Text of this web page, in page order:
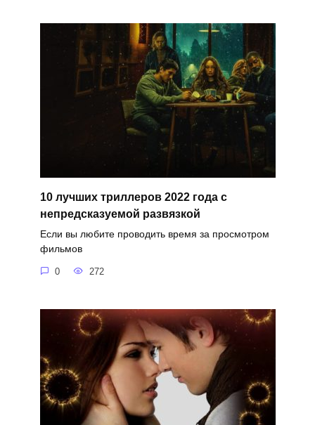
10 лучших триллеров 2022 года с
непредсказуемой развязкой
Если вы любите проводить время за просмотром
фильмов
0 272